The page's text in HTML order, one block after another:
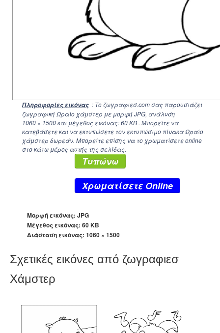
Πληροφορίες εικόνας : Το ζωγραφιεσ.com σας παρουσιάζει
ζωγραφική Ωραίο χάμστερ με μορφή JPG, ανάλυση
1060 × 1500και μέγεθος εικόνας: 60 KB . Μπορείτε να
κατεβάσετε και να εκτυπώσετε τον εκτυπώσιμο πίνακα Ωραίο
χάμστερ δωρεάν. Μπορείτε επίσης να το χρωματίσετε online
στο κάτω μέρος αυτής της σελίδας.
Τυπώνω
Xρωματίσετε Online
Μορφή εικόνας: JPG
Μέγεθος εικόνας: 60 KB
Διάσταση εικόνας: 1060 × 1500
Σχετικές εικόνες από ζωγραφιεσ
Χάμστερ